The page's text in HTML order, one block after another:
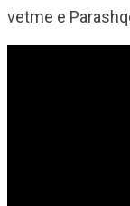
vetme e